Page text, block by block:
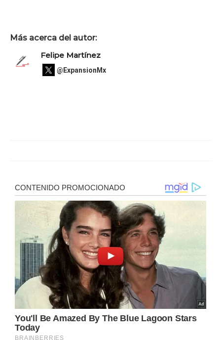
Más acerca del autor:
Felipe Martínez
@ExpansionMx